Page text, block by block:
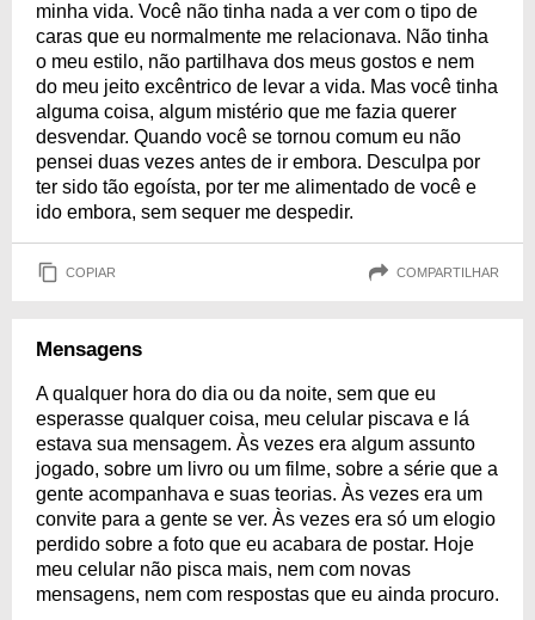
minha vida. Você não tinha nada a ver com o tipo de
caras que eu normalmente me relacionava. Não tinha
o meu estilo, não partilhava dos meus gostos e nem
do meu jeito excêntrico de levar a vida. Mas você tinha
alguma coisa, algum mistério que me fazia querer
desvendar. Quando você se tornou comum eu não
pensei duas vezes antes de ir embora. Desculpa por
ter sido tão egoísta, por ter me alimentado de você e
ido embora, sem sequer me despedir.
COPIAR COMPARTILHAR
Mensagens
A qualquer hora do dia ou da noite, sem que eu
esperasse qualquer coisa, meu celular piscava e lá
estava sua mensagem. Às vezes era algum assunto
jogado, sobre um livro ou um filme, sobre a série que a
gente acompanhava e suas teorias. Às vezes era um
convite para a gente se ver. Às vezes era só um elogio
perdido sobre a foto que eu acabara de postar. Hoje
meu celular não pisca mais, nem com novas
mensagens, nem com respostas que eu ainda procuro.